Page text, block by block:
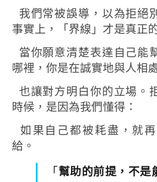
我們常被誤導，以為拒絕
事實上，「界線」才是真正
當你願意清楚表達自己能
哪裡， 你是在誠實地與人相
也讓對方明白你的立場。
時候，是因為我們懂得：
如果自己都被耗盡，就
給。
「 幫助的前提，不是